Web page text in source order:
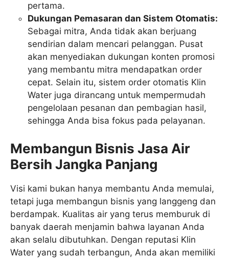
pertama.
Dukungan Pemasaran dan Sistem Otomatis:
Sebagai mitra, Anda tidak akan berjuang
sendirian dalam mencari pelanggan. Pusat
akan menyediakan dukungan konten promosi
yang membantu mitra mendapatkan order
cepat. Selain itu, sistem order otomatis Klin
Water juga dirancang untuk mempermudah
pengelolaan pesanan dan pembagian hasil,
sehingga Anda bisa fokus pada pelayanan.
Membangun Bisnis Jasa Air
Bersih Jangka Panjang
Visi kami bukan hanya membantu Anda memulai,
tetapi juga membangun bisnis yang langgeng dan
berdampak. Kualitas air yang terus memburuk di
banyak daerah menjamin bahwa layanan Anda
akan selalu dibutuhkan. Dengan reputasi Klin
Water yang sudah terbangun, Anda akan memiliki